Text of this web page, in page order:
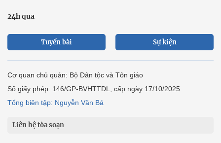
24h qua
Tuyến bài Sự kiện
Cơ quan chủ quản: Bộ Dân tộc và Tôn giáo
Số giấy phép: 146/GP-BVHTTDL, cấp ngày 17/10/2025
Tổng biên tập: Nguyễn Văn Bá
Liên hệ tòa soạn